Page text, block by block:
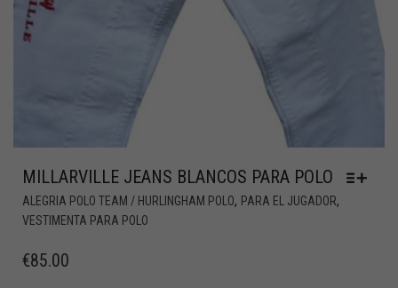
MILLARVILLE JEANS BLANCOS PARA POLO
ALEGRIA POLO TEAM / HURLINGHAM POLO, PARA EL JUGADOR,
VESTIMENTA PARA POLO
€85.00